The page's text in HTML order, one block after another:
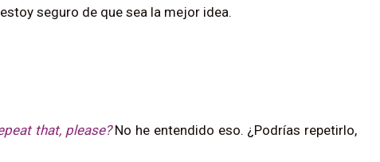
seguro de que sea la mejor idea.
that, please?No he entendido eso. ¿Podrías repetirlo,